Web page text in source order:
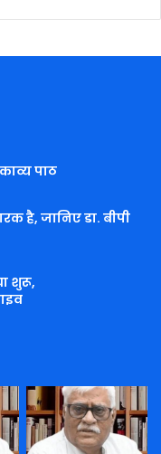
पाठ
है, जानिए डा. बीपी
शुरू,